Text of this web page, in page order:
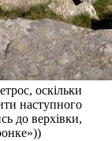
оскільки
наступного
до верхівки,